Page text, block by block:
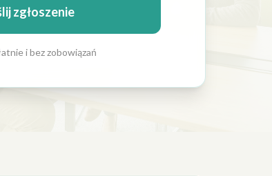
Administratorami danych osobowych jest
ul. Cyfrowa 6 *
zgłoszenie
i bez zobowiązań